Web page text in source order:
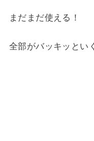
まだまだ使える！
全部がバッキッとい